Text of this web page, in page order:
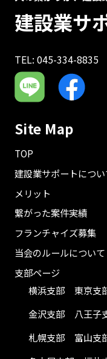
建設業サ
TEL: 045-334-8835
Site Map
TOP
建設業サポートについ
メリット
繋がった案件実績
フランチャイズ募集
当会のルールについて
支部ページ
横浜支部
東京支
金沢支部
八王子
札幌支部
富山支